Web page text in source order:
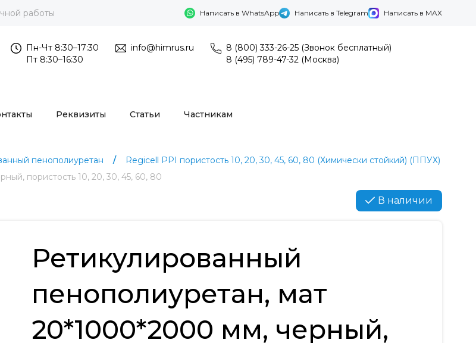
работы Написать в WhatsApp Написать в Telegram Написать в MAX
Пн-Чт 8:30–17:30
Пт 8:30–16:30
info@himrus.ru
8 (800) 333-26-25 (Звонок бесплатный)
8 (495) 789-47-32 (Москва)
Реквизиты Статьи Частникам
пенополиуретан
Regicell PPI пористость 10, 20, 30, 45, 60, 80 (Химически стойкий) (ППУХ)
пористость 10, 20, 30, 45, 60, 80
В наличии
Ретикулированный
пенополиуретан, мат
20*1000*2000 мм, черный,